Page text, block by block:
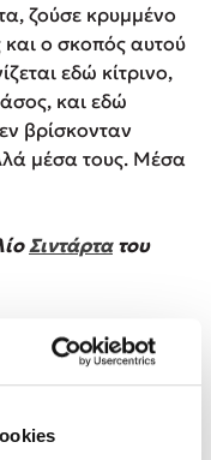
ζούσε κρυμμένο
και ο σκοπός αυτού
εδώ κίτρινο,
και εδώ
βρίσκονταν
μέσα τους. Μέσα
Σιντάρτατου